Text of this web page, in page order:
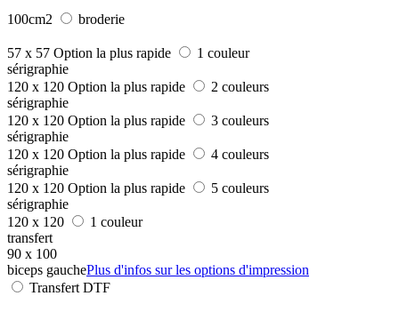
100cm2 broderie
57 x 57 Option la plus rapide
1 couleur
sérigraphie
120 x 120 Option la plus rapide
2 couleurs
sérigraphie
120 x 120 Option la plus rapide
3 couleurs
sérigraphie
120 x 120 Option la plus rapide
4 couleurs
sérigraphie
120 x 120 Option la plus rapide
5 couleurs
sérigraphie
120 x 120
1 couleur
transfert
90 x 100
biceps gauchePlus d'infos sur les options d'impression
Transfert DTF